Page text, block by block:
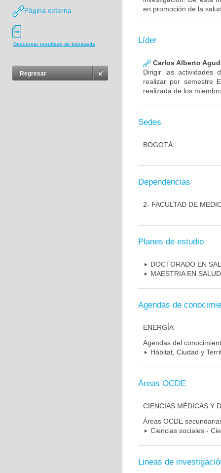
Página externa
Descargar resultado de búsqueda
Regresar
en promoción de la
Líder
Carlos Alberto
Dirigir las actividades
realizar por semestre
realizada de los
Sedes
BOGOTÁ
Dependencias
2- FACULTAD DE
Planes de estudio
DOCTORADO EN
MAESTRIA EN
Agendas de
ENERGÍA
Agendas del
Hábitat, Ciudad y
Áreas OCDE
CIENCIAS MÉDICAS Y
Áreas OCDE
Ciencias sociales -
Lineas de